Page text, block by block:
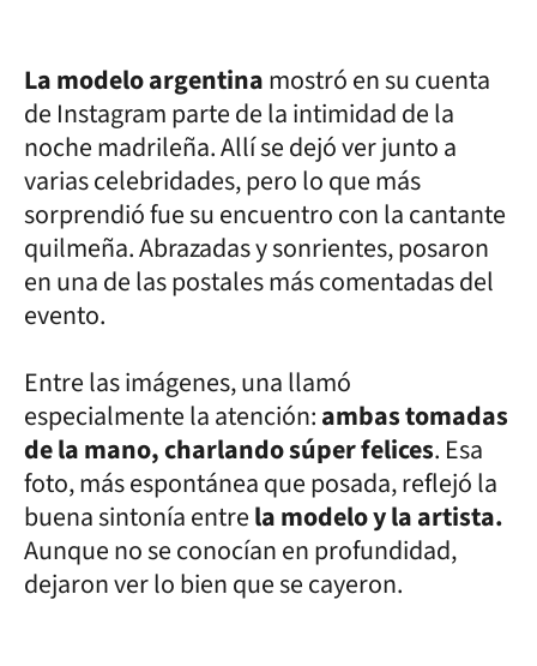
La modelo argentinamostró en su cuenta
de Instagram parte de la intimidad de la
noche madrileña. Allí se dejó ver junto a
varias celebridades, pero lo que más
sorprendió fue su encuentro con la cantante
quilmeña. Abrazadas y sonrientes, posaron
en una de las postales más comentadas del
evento.
Entre las imágenes, una llamó
especialmente la atención:ambas tomadas
de la mano, charlando súper felices. Esa
foto, más espontánea que posada, reflejó la
buena sintonía entrela modelo y la artista.
Aunque no se conocían en profundidad,
dejaron ver lo bien que se cayeron.